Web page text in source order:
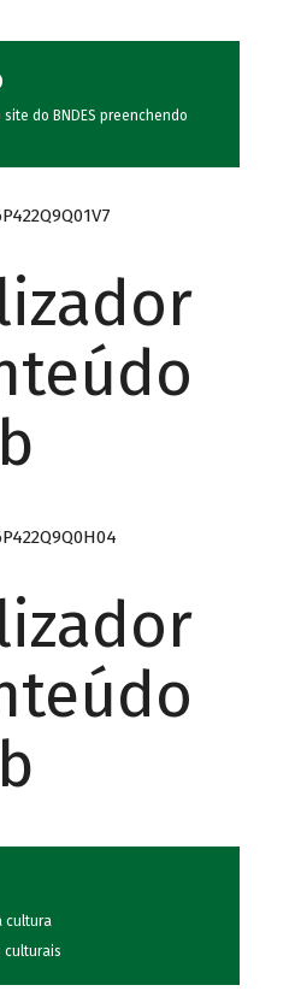
do BNDES preenchendo
cultura
culturais